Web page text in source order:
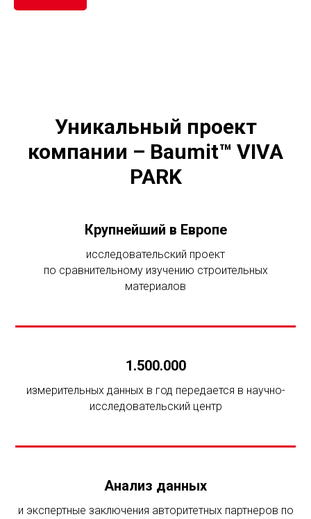
Уникальный проект
компании – Baumit™ VIVA
PARK
Крупнейший в Европе
исследовательский проект
по сравнительному изучению строительных
материалов
1.500.000
измерительных данных в год передается в научно-
исследовательский центр
Анализ данных
и экспертные заключения авторитетных партнеров по